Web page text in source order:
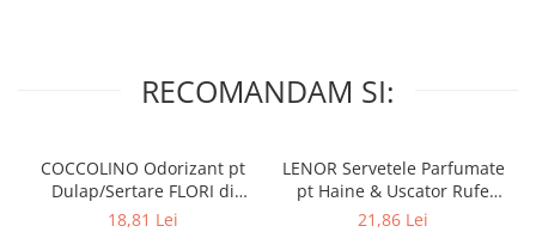
RECOMANDAM SI:
COCCOLINO Odorizant pt
Dulap/Sertare FLORI di
PRIMAVERA 3 buc
18,81 Lei
LENOR Servetele Parfumate
pt Haine & Uscator Rufe
SPRING AWAKENING 34 buc
21,86 Lei